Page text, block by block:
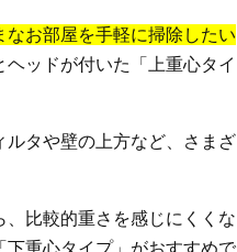
なお部屋を手軽に掃除したい
ッドが付いた「上重心タイ
タや壁の上方など、さまざ
比較的重さを感じにくくな